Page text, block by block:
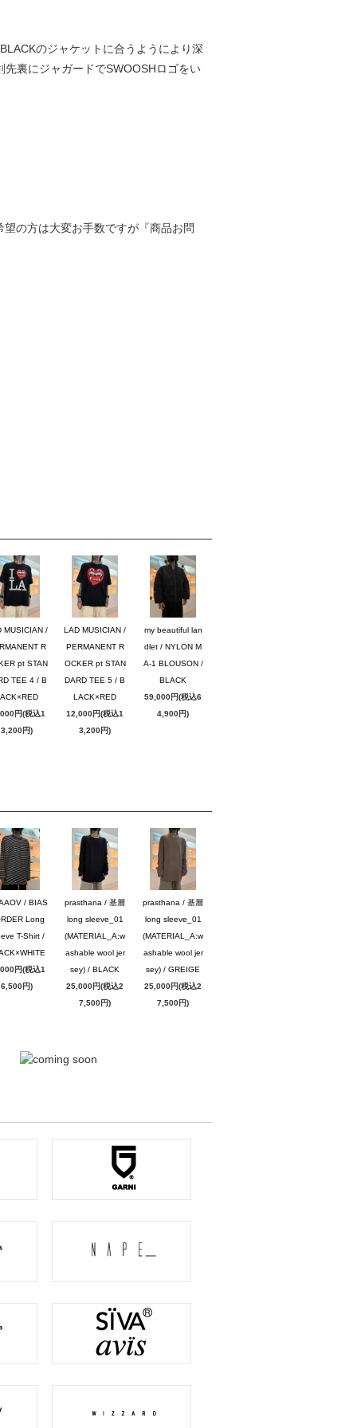
のジャケットに合うようにより深
裏にジャガードでSWOOSHロゴをい
の方は大変お手数ですが『商品お問
MUSICIAN /
R
pt STAN
TEE 4 / B
円(税込1
3,200円)
LAD MUSICIAN /
PERMANENT R
OCKER pt STAN
DARD TEE 5 / B
LACK×RED
12,000円(税込1
3,200円)
my beautiful lan
dlet / NYLON M
A-1 BLOUSON /
BLACK
59,000円(税込6
4,900円)
/ BIAS
Long
T-Shirt /
円(税込1
6,500円)
prasthana / 基層
long sleeve_01
(MATERIAL_A:w
ashable wool jer
sey) / BLACK
25,000円(税込2
7,500円)
prasthana / 基層
long sleeve_01
(MATERIAL_A:w
ashable wool jer
sey) / GREIGE
25,000円(税込2
7,500円)